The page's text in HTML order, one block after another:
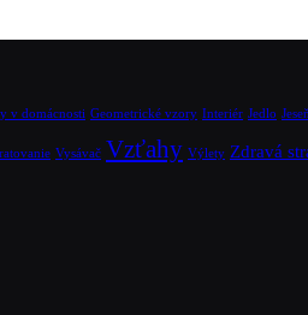
v domácnosti Geometrické vzory Interiér Jedlo Jeseň
Vysávač Vzťahy Výlety Zdravá